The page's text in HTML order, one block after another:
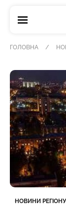
ГОЛОВНА
Категорія
НОВИНИ РЕГІОНУ
Дата публікації